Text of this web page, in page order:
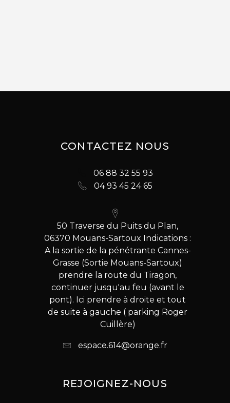
CONTACTEZ NOUS
06 88 32 55 93
04 93 45 24 65
50 Traverse du Puits du Plan,
06370 Mouans-Sartoux Indications :
A la sortie de la pénétrante Cannes-
Grasse (Sortie Mouans-Sartoux)
prendre la route du Tiragon,
continuer jusqu'au feu (avant le
pont). Ici prendre à droite et tout
de suite à gauche ( parking Roger
Cuillère)
espace.614@orange.fr
REJOIGNEZ-NOUS